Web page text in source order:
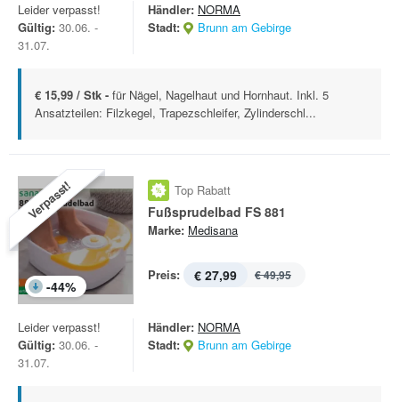
Leider verpasst!
Gültig: 30.06. -
31.07.
Händler: NORMA
Stadt:
Brunn am Gebirge
€ 15,99 / Stk - für Nägel, Nagelhaut und Hornhaut. Inkl. 5
Ansatzteilen: Filzkegel, Trapezschleifer, Zylinderschl...
Verpasst!
-44%
Top Rabatt
Fußsprudelbad FS 881
Marke: Medisana
Preis: € 27,99 € 49,95
Leider verpasst!
Gültig: 30.06. -
31.07.
Händler: NORMA
Stadt:
Brunn am Gebirge